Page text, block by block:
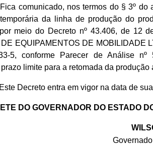
comunicado, nos termos do § 3º do
da linha de produção do
meio do Decreto nº 43.406, de 12
EQUIPAMENTOS DE MOBILIDADE
5, conforme Parecer de Análise nº
limite para a retomada da produção
Decreto entra em vigor na data de
DO GOVERNADOR DO ESTADO